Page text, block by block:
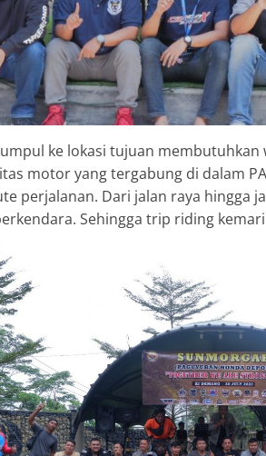
ke lokasi tujuan
motor yang tergabung di dalam
perjalanan. Dari jalan raya hingga
Sehingga trip riding